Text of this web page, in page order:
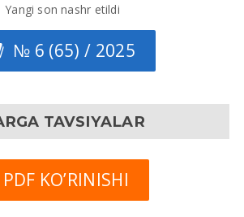
Yangi son nashr etildi
№ 6 (65) / 2025
TAVSIYALAR
PDF KO’RINISHI